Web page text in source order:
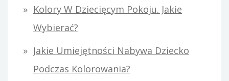
Kolory W Dziecięcym Pokoju. Jakie
Wybierać?
Jakie Umiejętności Nabywa Dziecko
Podczas Kolorowania?